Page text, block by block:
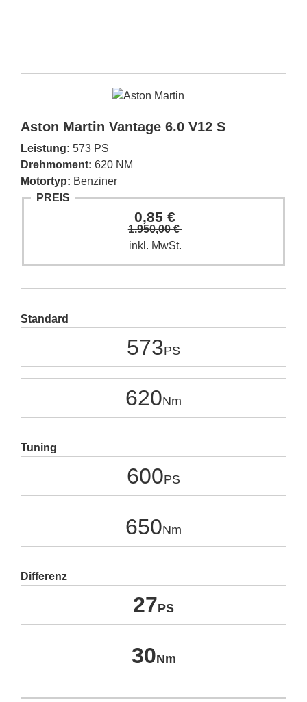
Aston Martin Vantage 6.0 V12 S
Leistung: 573 PS
Drehmoment: 620 NM
Motortyp: Benziner
PREIS
0,85 €
1.950,00 €
inkl. MwSt.
Standard
573
620
Tuning
600
650
Differenz
27
30